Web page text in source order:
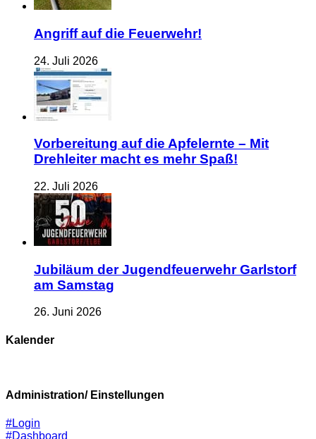
Angriff auf die Feuerwehr!
24. Juli 2026
Vorbereitung auf die Apfelernte – Mit
Drehleiter macht es mehr Spaß!
22. Juli 2026
Jubiläum der Jugendfeuerwehr Garlstorf
am Samstag
26. Juni 2026
Kalender
Administration/ Einstellungen
#Login
#Dashboard